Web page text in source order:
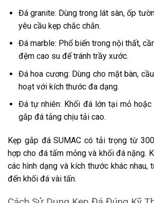
Đá granite: Dùng trong lát sàn, ốp
yêu cầu kẹp chắc chắn.
Đá marble: Phổ biến trong nội thất,
đệm cao su để tránh trầy xước.
Đá hoa cương: Dùng cho mặt bàn,
hoạt với kích thước đa dạng.
Đá tự nhiên: Khối đá lớn tại mỏ hoặc
gắp đá tảng chịu tải cao.
Kẹp gắp đá SUMAC có tải trọng từ
hợp cho đá tấm mỏng và khối đá nặng.
các hình dạng và kích thước khác nhau,
đến khối đá vài tấn.